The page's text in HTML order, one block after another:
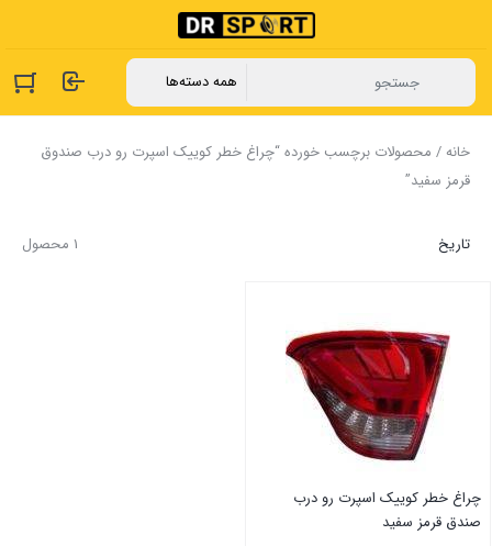
خانه/ محصولات برچسب خورده “چراغ خطر کوییک اسپرت رو درب صندوق
قرمز سفید”
1 محصول تاریخ
چراغ خطر کوییک اسپرت رو درب
صندق قرمز سفید